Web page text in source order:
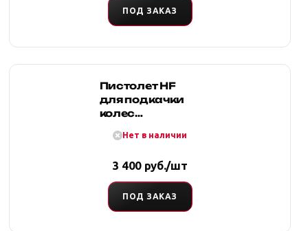
ПОД ЗАКАЗ
Пистолет HF
для подкачки
колес
(стрелочный
Нет в наличии
3 400 руб./шт
ПОД ЗАКАЗ